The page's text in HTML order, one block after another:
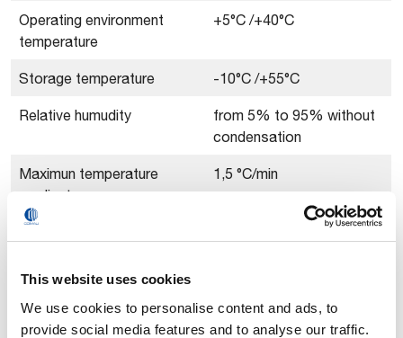
This website uses cookies
We use cookies to personalise content and ads, to
provide social media features and to analyse our traffic.
Operating environment
temperature
+5°C /+40°C
Storage temperature -10°C /+55°C
Relative humudity
from 5% to 95% without
condensation
Maximun temperature
gradient
1,5 °C/min
***Base vertical cable output available (option)